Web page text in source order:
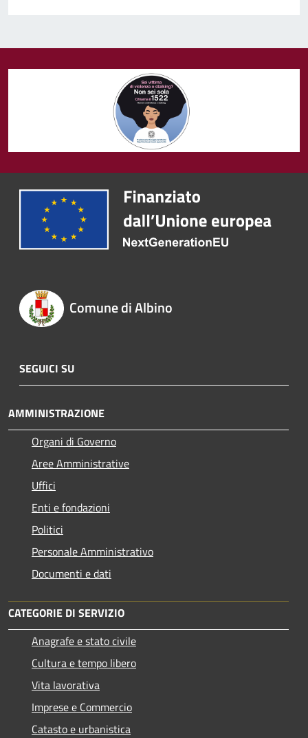
Comune di Albino
SEGUICI SU
AMMINISTRAZIONE
Organi di Governo
Aree Amministrative
Uffici
Enti e fondazioni
Politici
Personale Amministrativo
Documenti e dati
CATEGORIE DI SERVIZIO
Anagrafe e stato civile
Cultura e tempo libero
Vita lavorativa
Imprese e Commercio
Catasto e urbanistica